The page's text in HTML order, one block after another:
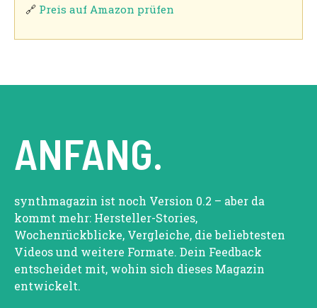
🔗 Preis auf Amazon prüfen
ANFANG.
synthmagazin ist noch Version 0.2 – aber da
kommt mehr: Hersteller-Stories,
Wochenrückblicke, Vergleiche, die beliebtesten
Videos und weitere Formate. Dein Feedback
entscheidet mit, wohin sich dieses Magazin
entwickelt.